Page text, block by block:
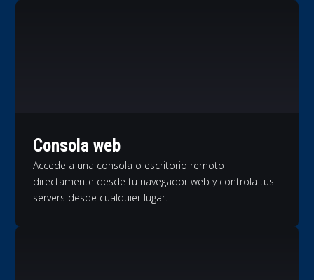
Consola web
Accede a una consola o escritorio remoto
directamente desde tu navegador web y controla tus
servers desde cualquier lugar.